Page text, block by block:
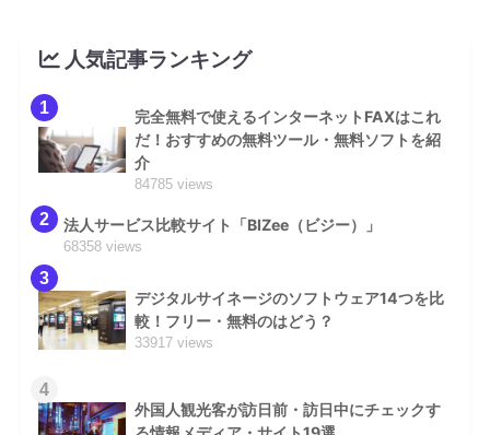
人気記事ランキング
1
完全無料で使えるインターネットFAXはこれ
だ！おすすめの無料ツール・無料ソフトを紹
介
84785 views
2 法人サービス比較サイト「BIZee（ビジー）」
68358 views
3
デジタルサイネージのソフトウェア14つを比
較！フリー・無料のはどう？
33917 views
4
外国人観光客が訪日前・訪日中にチェックす